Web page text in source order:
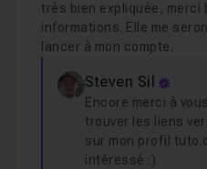
très bien expliquée,
informations. Elle me
lancer à mon compte.
Steven Sil
Encore merci à
trouver les liens
sur mon profil
intéressé :)